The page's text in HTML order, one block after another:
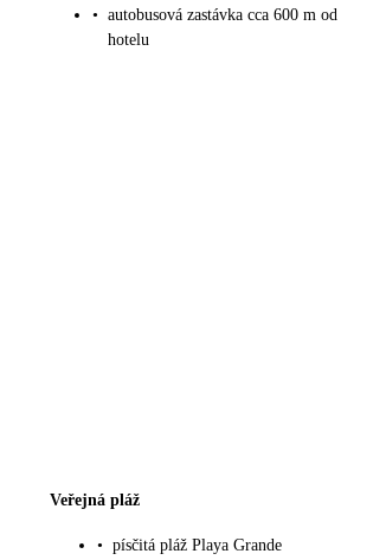
• autobusová zastávka cca 600 m od
hotelu
Veřejná pláž
• písčitá pláž Playa Grande